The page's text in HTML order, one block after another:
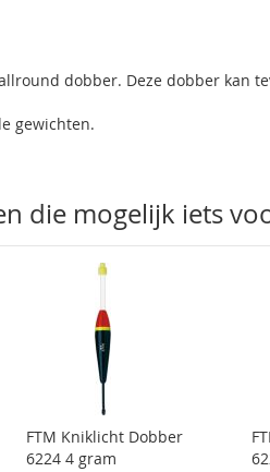
dobber. Deze dobber kan
gewichten.
die mogelijk iets
FTM Kniklicht Dobber
6224 4 gram